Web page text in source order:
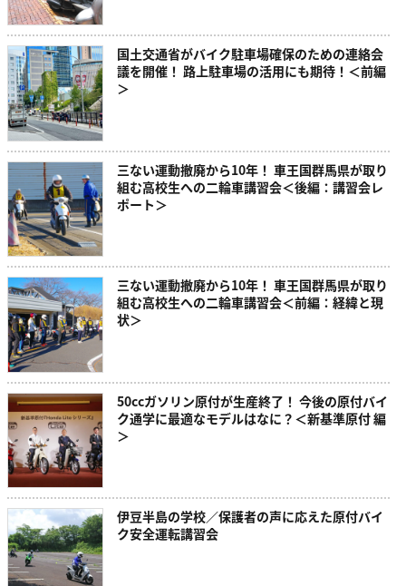
国土交通省がバイク駐車場確保のための連絡会
議を開催！ 路上駐車場の活用にも期待！＜前編
＞
三ない運動撤廃から10年！ 車王国群馬県が取り
組む高校生への二輪車講習会＜後編：講習会レ
ポート＞
三ない運動撤廃から10年！ 車王国群馬県が取り
組む高校生への二輪車講習会＜前編：経緯と現
状＞
50ccガソリン原付が生産終了！ 今後の原付バイ
ク通学に最適なモデルはなに？＜新基準原付 編
＞
伊豆半島の学校／保護者の声に応えた原付バイ
ク安全運転講習会